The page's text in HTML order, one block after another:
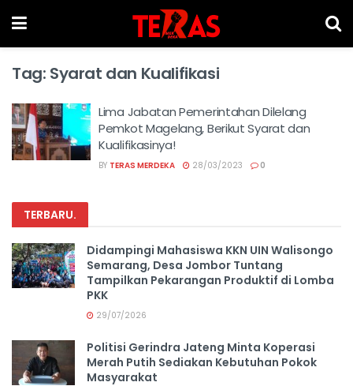
Tag: Syarat dan Kualifikasi
Lima Jabatan Pemerintahan Dilelang
Pemkot Magelang, Berikut Syarat dan
Kualifikasinya!
BY TERAS MERDEKA 28/03/2023 0
TERBARU.
Didampingi Mahasiswa KKN UIN Walisongo
Semarang, Desa Jombor Tuntang
Tampilkan Pekarangan Produktif di Lomba
PKK
29/07/2026
Politisi Gerindra Jateng Minta Koperasi
Merah Putih Sediakan Kebutuhan Pokok
Masyarakat